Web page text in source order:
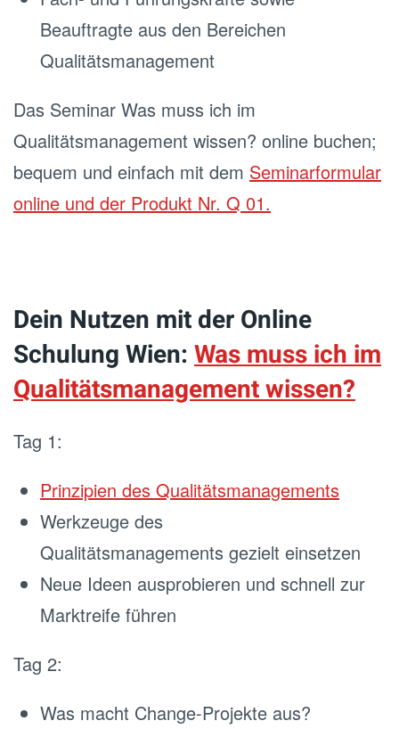
Beauftragte aus den Bereichen
Qualitätsmanagement
Das Seminar Was muss ich im
Qualitätsmanagement wissen? online buchen;
bequem und einfach mit dem Seminarformular
online und der Produkt Nr. Q 01.
Dein Nutzen mit der Online
Schulung Wien: Was muss ich im
Qualitätsmanagement wissen?
Tag 1:
Prinzipien des Qualitätsmanagements
Werkzeuge des
Qualitätsmanagements gezielt einsetzen
Neue Ideen ausprobieren und schnell zur
Marktreife führen
Tag 2:
Was macht Change-Projekte aus?